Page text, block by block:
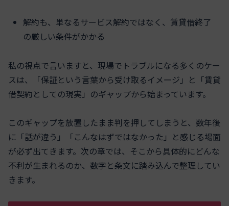
解約も、単なるサービス解約ではなく、賃貸借終了
の厳しい条件がかかる
私の視点で言いますと、現場でトラブルになる多くのケー
スは、「保証という言葉から受け取るイメージ」と「賃貸
借契約としての現実」のギャップから始まっています。
このギャップを放置したまま判を押してしまうと、数年後
に「話が違う」「こんなはずではなかった」と感じる場面
が必ず出てきます。次の章では、そこから具体的にどんな
不利が生まれるのか、数字と条文に踏み込んで整理してい
きます。